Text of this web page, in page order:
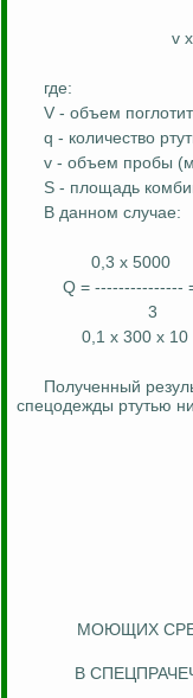
v
где:
V - объем
q - количество
v - объем пробы
S - площадь
В данном случае:
0,3 x 5000
Q = ---------------
3
0,1 x 300 x 10
Полученный
спецодежды ртутью
МОЮЩИХ
В